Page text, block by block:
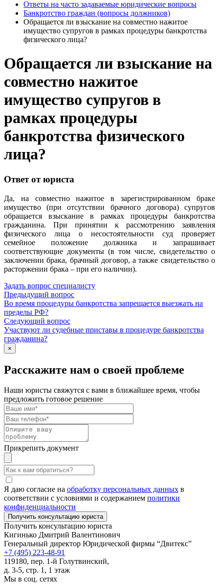
Ответы на часто задаваемые юридические вопросы
Банкротство граждан (вопросы должников)
Обращается ли взыскание на совместно нажитое
имущество супругов в рамках процедуры банкротства
физического лица?
Обращается ли взыскание на
совместно нажитое
имущество супругов в
рамках процедуры
банкротства физического
лица?
Ответ от юриста
Да, на совместно нажитое в зарегистрированном браке
имущество (при отсутствии брачного договора) супругов
обращается взыскание в рамках процедуры банкротства
гражданина. При принятии к рассмотрению заявления
физического лица о несостоятельности суд проверяет
семейное положение должника и запрашивает
соответствующие документы (в том числе, свидетельство о
заключении брака, брачный договор, а также свидетельство о
расторжении брака – при его наличии).
Задать вопрос специалисту
Предыдущий вопрос
Во время процедуры банкротства запрещается выезжать на
пределы РФ?
Следующий вопрос
Участвуют ли судебные приставы в процедуре банкротства
гражданина?
×
Расскажите нам о своей проблеме
Наши юристы свяжутся с вами в ближайшее время, чтобы
предложить готовое решение
Прикрепить документ
Я даю согласие на обработку персональных данных в
соответствии с условиями и содержанием политики
конфиденциальности
Получить консультацию юриста
Кигинько Дмитрий Валентинович
Генеральный директор Юридической фирмы “Двитекс”
+7 (495) 223-48-91
119180, пер. 1-й Голутвинский,
д. 3-5, стр. 1, 1 этаж
Мы в соц. сетях